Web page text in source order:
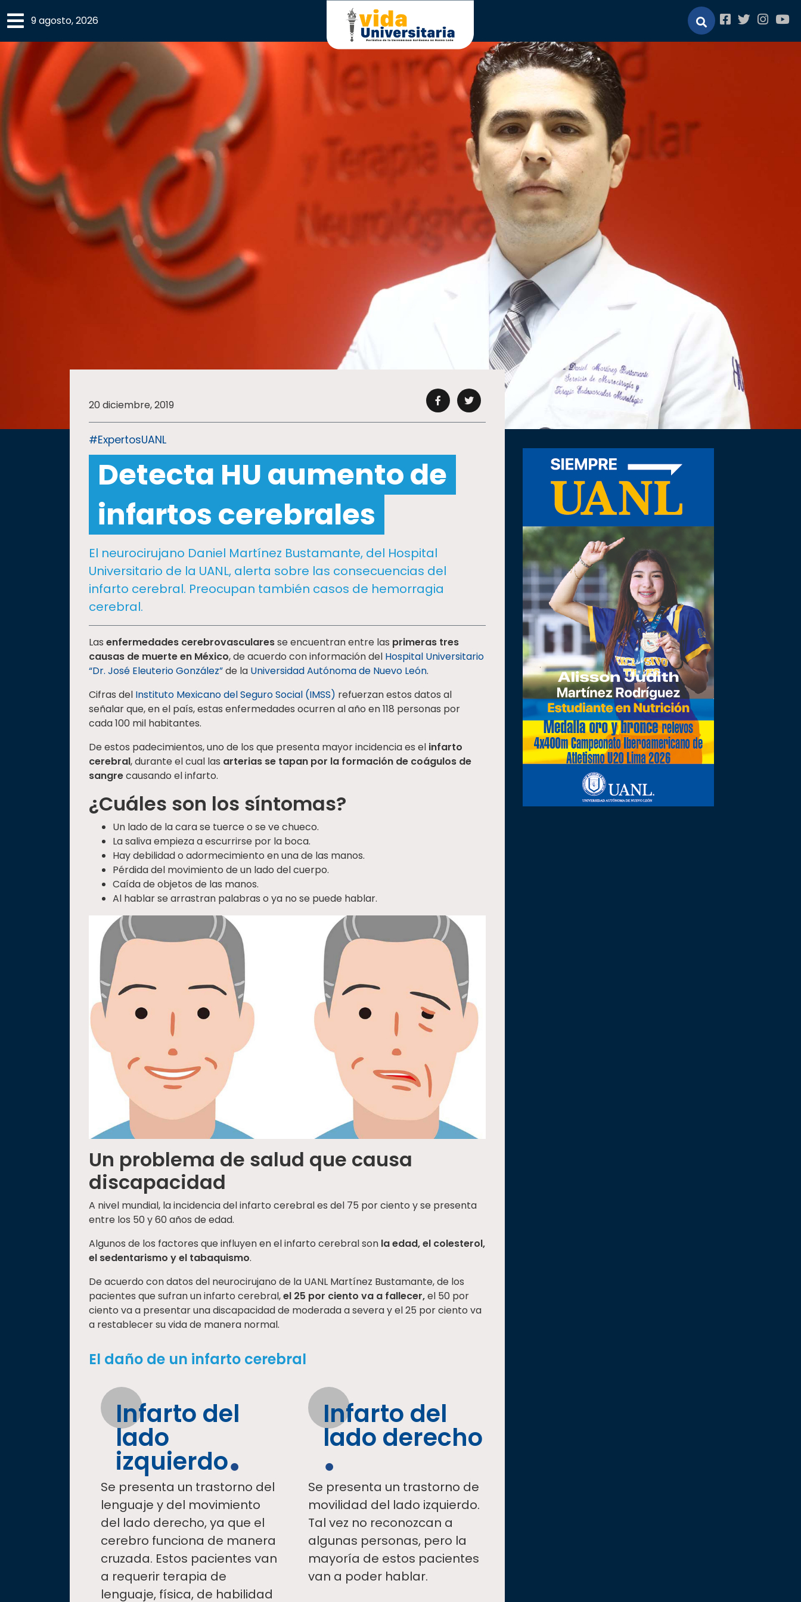
×
SECCIONES
ACADEMIA
UANL
CULTURA
educativa
Internacionalización
9 agosto, 2026
20 diciembre, 2019
#ExpertosUANL
Detecta HU aumento de
infartos cerebrales
El neurocirujano Daniel Martínez Bustamante, del Hospital
Universitario de la UANL, alerta sobre las consecuencias del
infarto cerebral. Preocupan también casos de hemorragia
cerebral.
Las enfermedades cerebrovascularesse encuentran entre las primeras tres
causas de muerte en México, de acuerdo con información del Hospital Universitario
“Dr. José Eleuterio González”de la Universidad Autónoma de Nuevo León.
Cifras del Instituto Mexicano del Seguro Social (IMSS) refuerzan estos datos al
señalar que, en el país, estas enfermedades ocurren al año en 118 personas por
cada 100 mil habitantes.
De estos padecimientos, uno de los que presenta mayor incidencia es el infarto
cerebral, durante el cual las arterias se tapan por la formación de coágulos de
sangrecausando el infarto.
¿Cuáles son los síntomas?
Un lado de la cara se tuerce o se ve chueco.
La saliva empieza a escurrirse por la boca.
Hay debilidad o adormecimiento en una de las manos.
Pérdida del movimiento de un lado del cuerpo.
Caída de objetos de las manos.
Al hablar se arrastran palabras o ya no se puede hablar.
Un problema de salud que causa
discapacidad
A nivel mundial, la incidencia del infarto cerebral es del 75 por ciento y se presenta
entre los 50 y 60 años de edad.
Algunos de los factores que influyen en el infarto cerebral son la edad, el colesterol,
el sedentarismo y el tabaquismo.
De acuerdo con datos del neurocirujano de la UANL Martínez Bustamante, de los
pacientes que sufran un infarto cerebral,el 25 por ciento va a fallecer,el 50 por
ciento va a presentar una discapacidad de moderada a severa y el 25 por ciento va
a restablecer su vida de manera normal.
El daño de un infarto cerebral
Infarto del
lado
izquierdo
Se presenta un trastorno del
lenguaje y del movimiento
del lado derecho, ya que el
cerebro funciona de manera
cruzada. Estos pacientes van
a requerir terapia de
lenguaje, física, de habilidad
Infarto del
lado derecho
Se presenta un trastorno de
movilidad del lado izquierdo.
Tal vez no reconozcan a
algunas personas, pero la
mayoría de estos pacientes
van a poder hablar.